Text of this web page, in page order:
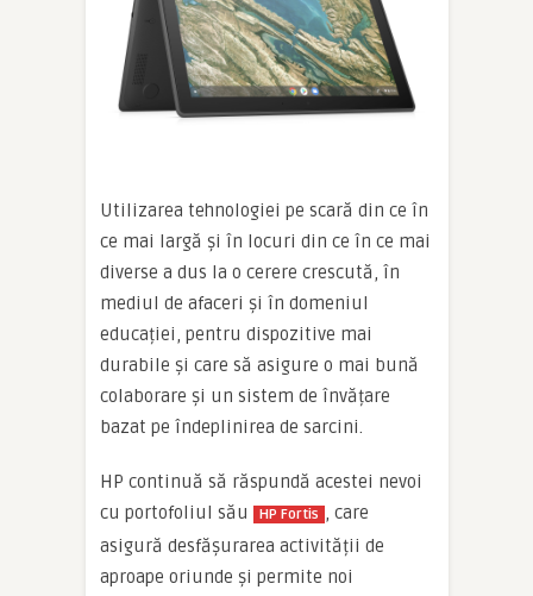
Utilizarea tehnologiei pe scară din ce în
ce mai largă și în locuri din ce în ce mai
diverse a dus la o cerere crescută, în
mediul de afaceri și în domeniul
educației, pentru dispozitive mai
durabile și care să asigure o mai bună
colaborare și un sistem de învățare
bazat pe îndeplinirea de sarcini.
HP continuă să răspundă acestei nevoi
cu portofoliul său
HP Fortis , care
asigură desfășurarea activității de
aproape oriunde și permite noi